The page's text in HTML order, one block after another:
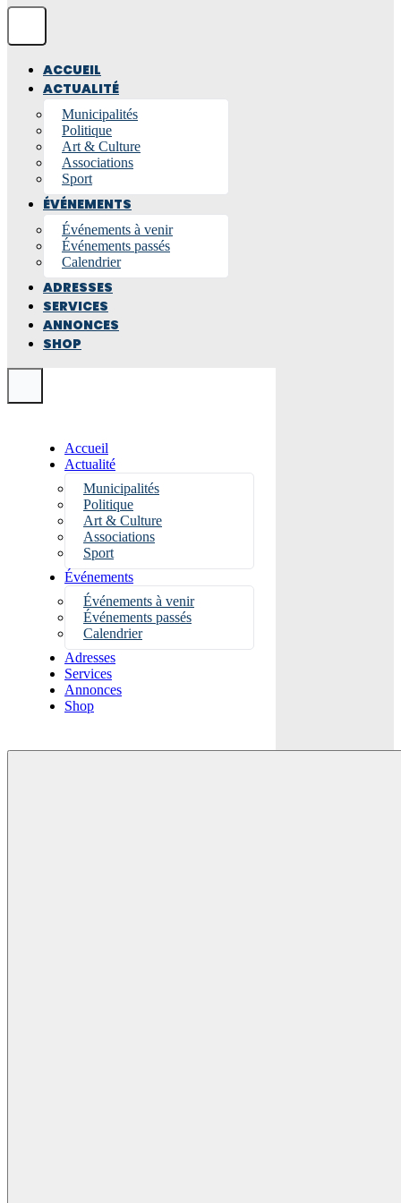
ACCUEIL
ACTUALITÉ
Municipalités
Politique
Art & Culture
Associations
Sport
ÉVÉNEMENTS
Événements à venir
Événements passés
Calendrier
ADRESSES
SERVICES
ANNONCES
SHOP
Accueil
Actualité
Municipalités
Politique
Art & Culture
Associations
Sport
Événements
Événements à venir
Événements passés
Calendrier
Adresses
Services
Annonces
Shop